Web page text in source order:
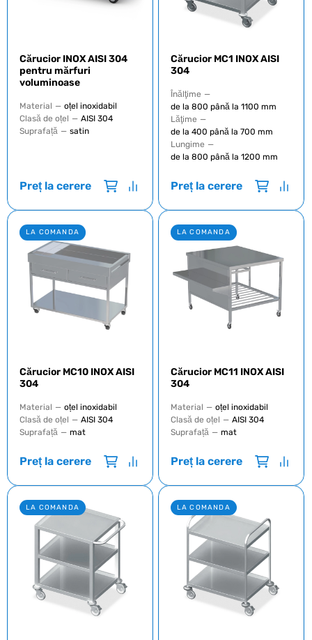
Cărucior INOX AISI 304
pentru mărfuri
voluminoase
Material — oțel inoxidabil
Clasă de oțel — AISI 304
Suprafață — satin
Preț la cerere
Cărucior MC1 INOX AISI
304
Înălţime —
de la 800 până la 1100 mm
Lăţime —
de la 400 până la 700 mm
Lungime —
de la 800 până la 1200 mm
Preț la cerere
LA COMANDA
Cărucior MC10 INOX AISI
304
Material — oțel inoxidabil
Clasă de oțel — AISI 304
Suprafață — mat
Preț la cerere
LA COMANDA
Cărucior MC11 INOX AISI
304
Material — oțel inoxidabil
Clasă de oțel — AISI 304
Suprafață — mat
Preț la cerere
LA COMANDA LA COMANDA